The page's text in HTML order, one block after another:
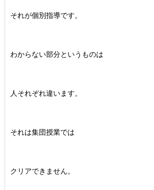
それが個別指導です。
わからない部分というものは
人それぞれ違います。
それは集団授業では
クリアできません。